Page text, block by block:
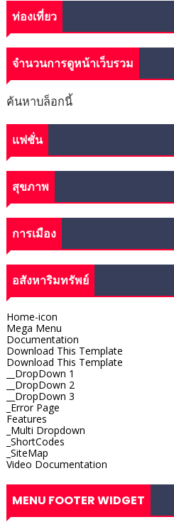
ท่องเที่ยว
จำนวนการดูหน้าเว็บรวม
ค้นหาบล็อกนี้
แฟชั่น
สุขภาพ
การเมือง
อสังหาริมทรัพย์
Home-icon
Mega Menu
Documentation
Download This Template
Download This Template
__DropDown 1
__DropDown 2
__DropDown 3
_Error Page
Features
_Multi Dropdown
_ShortCodes
_SiteMap
Video Documentation
MENU FOOTER WIDGET